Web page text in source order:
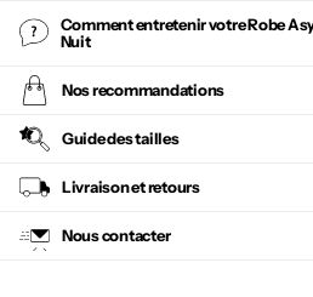
Comment entretenir votreRobe
Nuit
Nos recommandations
Guide des tailles
Livraison et retours
Nous contacter